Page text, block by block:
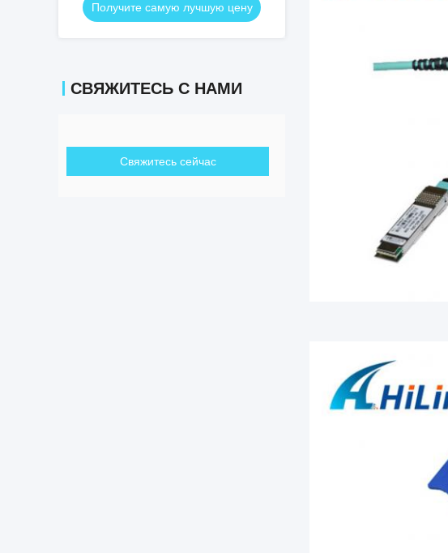
MMF QSFP+ QSFP+
Получите самую лучшую цену
СВЯЖИТЕСЬ С НАМИ
Свяжитесь сейчас